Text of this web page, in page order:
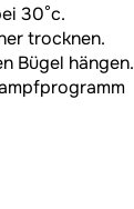
30°c.
trocknen.
Bügel hängen.